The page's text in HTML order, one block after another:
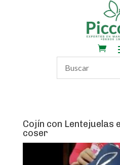
Cojín con Lentejuelas
coser